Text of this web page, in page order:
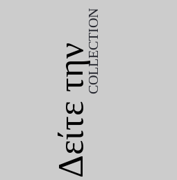
Δείτε τηνCOLLECTION